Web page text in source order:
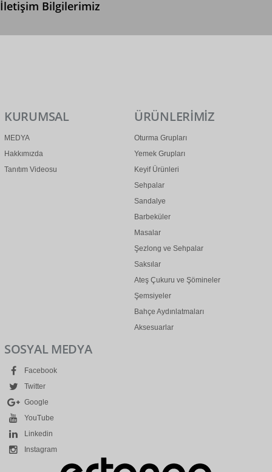
İletişim Bilgilerimiz
KURUMSAL
MEDYA
Hakkımızda
Tanıtım Videosu
ÜRÜNLERİMİZ
Oturma Grupları
Yemek Grupları
Keyif Ürünleri
Sehpalar
Sandalye
Barbeküler
Masalar
Şezlong ve Sehpalar
Saksılar
Ateş Çukuru ve Şömineler
Şemsiyeler
Bahçe Aydınlatmaları
Aksesuarlar
SOSYAL MEDYA
Facebook
Twitter
Google
YouTube
Linkedin
Instagram